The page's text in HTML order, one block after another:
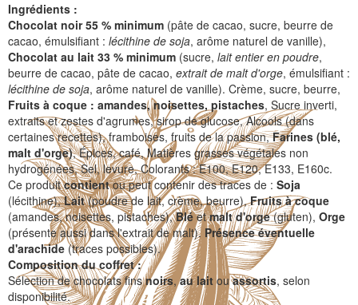
Ingrédients :
Chocolat noir 55 % minimum (pâte de cacao, sucre, beurre de
cacao, émulsifiant : lécithine de soja, arôme naturel de vanille),
Chocolat au lait 33 % minimum (sucre, lait entier en poudre,
beurre de cacao, pâte de cacao, extrait de malt d'orge, émulsifiant :
lécithine de soja, arôme naturel de vanille). Crème, sucre, beurre,
Fruits à coque : amandes, noisettes, pistaches, Sucre inverti,
extraits et zestes d'agrumes, sirop de glucose, Alcools (dans
certaines recettes), framboises, fruits de la passion,Farines (blé,
malt d'orge), Épices, café, Matières grasses végétales non
hydrogénées, Sel, levure, Colorants : E100, E120, E133, E160c.
Ce produitcontientou peut contenir des traces de : Soja
(lécithine),Lait(poudre de lait, crème, beurre),Fruits à coque
(amandes, noisettes, pistaches),Bléetmalt d'orge(gluten), Orge
(présente aussi dans l'extrait de malt). Présence éventuelle
d'arachide (traces possibles).
Composition du coffret :
Sélection de chocolats finsnoirs,au laitouassortis, selon
disponibilité.